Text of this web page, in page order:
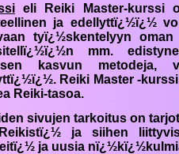
eli Reiki Master-kurssi
ja edellyttï¿½ï¿½
tyï¿½skentelyyn
mm.
kasvun metodeja,
Reiki Master -
Reiki-tasoa.
sivujen tarkoitus on
Reikistï¿½ ja siihen
ja uusia